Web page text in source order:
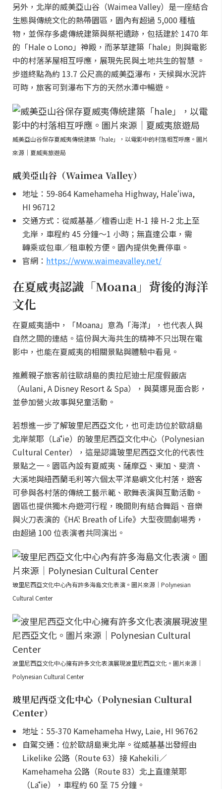
另外，北岸的威美亞山谷（Waimea Valley）是一座結合
生態與傳統文化的熱帶園區，園內有超過 5,000 種植
物，並保存多處傳統建築與祭祀遺跡，包括建於 1470 年
的「Hale o Lono」神殿，而茅草建築「hale」則與電影
中的村落茅屋相互呼應，展現先民與土地共生的智慧 。
步道終點為約 13.7 公尺高的威美亞瀑布，天候與水況許
可時，旅客可到瀑布下方的天然水潭中暢遊。
威美亞山谷保存夏威夷傳統建築「hale」，以電影中的村落相互呼應。圖片
來源｜夏威夷旅遊局
威美亞山谷（Waimea Valley）
地址：59-864 Kamehameha Highway, Haleʻiwa,
HI 96712
交通方式：從威基基／檀香山走 H-1 接 H-2 北上至
北岸，車程約 45 分鐘～1 小時；無直達公車，需
轉乘或包車／租車較方便。園內提供免費停車。
官網： https://www.waimeavalley.net/
在夏威夷認識「Moana」背後的海洋
文化
在夏威夷語中，「Moana」意為「海洋」，也代表人與
自然之間的連結。這份與大海共生的精神不只出現在電
影中，也能在夏威夷的相關景點與體驗中看見。
推薦親子旅客前往歐胡島的奧拉尼迪士尼度假飯店
（Aulani, A Disney Resort & Spa），與莫娜見面合影，
並參加營火故事與兒童活動。
若想進一步了解玻里尼西亞文化，也可走訪位於歐胡島
北岸萊耶（Lāʻie）的玻里尼西亞文化中心（Polynesian
Cultural Center），這是認識玻里尼西亞文化的代表性
景點之一。園區內設有夏威夷、薩摩亞、東加、斐濟、
大溪地與紐西蘭毛利等六個太平洋島嶼文化村落，遊客
可參與各村落的傳統工藝示範、歌舞表演與互動活動。
園區也提供獨木舟遊河行程，晚間則有結合舞蹈、音樂
與火刀表演的《HĀ: Breath of Life》大型夜間劇場秀，
由超過 100 位表演者共同演出。
玻里尼西亞文化中心內有許多海島文化表演。圖片來源｜Polynesian
Cultural Center
波里尼西亞文化中心擁有許多文化表演展現波里尼西亞文化。圖片來源｜
Polynesian Cultural Center
玻里尼西亞文化中心（Polynesian Cultural
Center）
地址：55-370 Kamehameha Hwy, Laie, HI 96762
自駕交通：位於歐胡島東北岸。從威基基出發經由
Likelike 公路（Route 63）接 Kahekili／
Kamehameha 公路（Route 83）北上直達萊耶
（Lāʻie），車程約 60 至 75 分鐘。